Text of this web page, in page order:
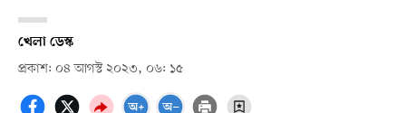
খেলা ডেস্ক
প্রকাশ: ০৪ আগস্ট ২০২৩, ০৬: ১৫